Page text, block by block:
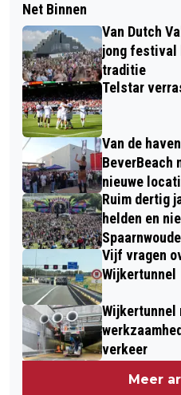
Net Binnen
Van Dutch
jong festival
traditie
Telstar
Van de
BeverBeach
nieuwe
Ruim dertig
helden en
Spaarnwoude
Vijf vragen
Wijkertunnel
Wijkertunnel
verkeer
Meer